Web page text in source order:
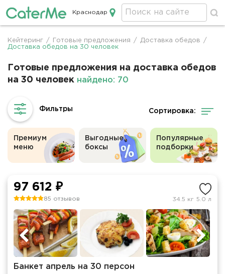
Кейтеринг в Краснодаре
Краснодар
Строка
Кейтеринг / Готовые предложения / Доставка обедов
/
Доставка обедов на 30 человек
Готовые предложения на доставка обедов
на 30 человек найдено: 70
Сортировка:
Премиум
меню
Выгодные
боксы
Популярные
подборки
97 612 ₽
85 отзывов 34.5 кг 5.0 л
Банкет апрель на 30 персон